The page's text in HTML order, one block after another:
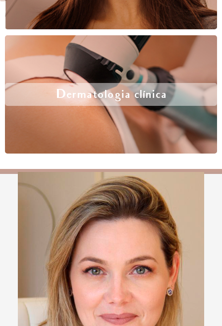
Dermatologia clínica